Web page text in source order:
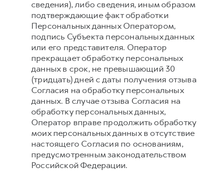
сведения), либо сведения, иным образом
подтверждающие факт обработки
Персональных данных Оператором,
подпись Субъекта персональных данных
или его представителя. Оператор
прекращает обработку персональных
данных в срок, не превышающий 30
(тридцать) дней с даты получения отзыва
Согласия на обработку персональных
данных. В случае отзыва Согласия на
обработку персональных данных,
Оператор вправе продолжить обработку
моих персональных данных в отсутствие
настоящего Согласия по основаниям,
предусмотренным законодательством
Российской Федерации.